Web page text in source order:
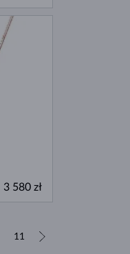
3 580 zł
11